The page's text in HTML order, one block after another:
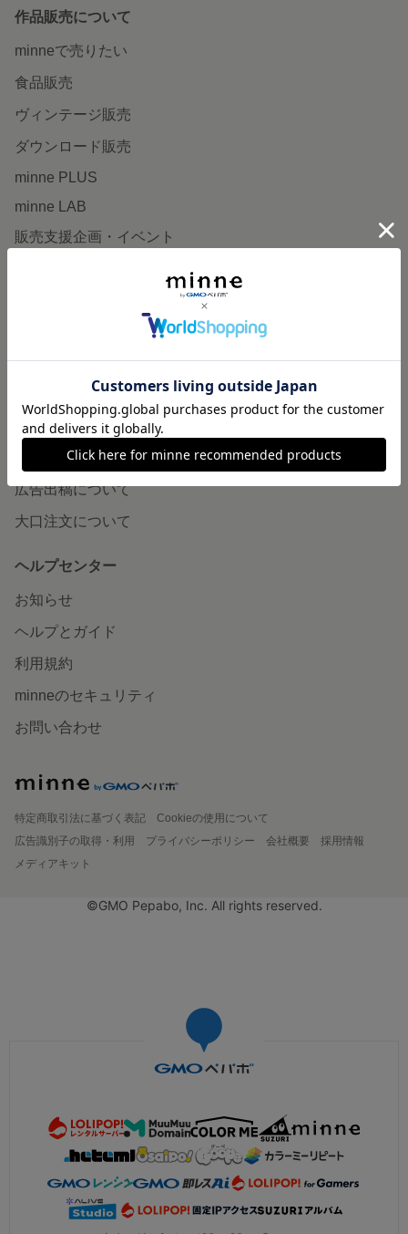
作品販売について
minneで売りたい
食品販売
ヴィンテージ販売
ダウンロード販売
minne PLUS
minne LAB
販売支援企画・イベント
minneとものづくりと
minneの本
企業の方へ
広告出稿について
大口注文について
ヘルプセンター
お知らせ
ヘルプとガイド
利用規約
minneのセキュリティ
お問い合わせ
特定商取引法に基づく表記
Cookieの使用について
広告識別子の取得・利用
プライバシーポリシー 会社概要
採用情報
メディアキット
©GMO Pepabo, Inc. All rights reserved.